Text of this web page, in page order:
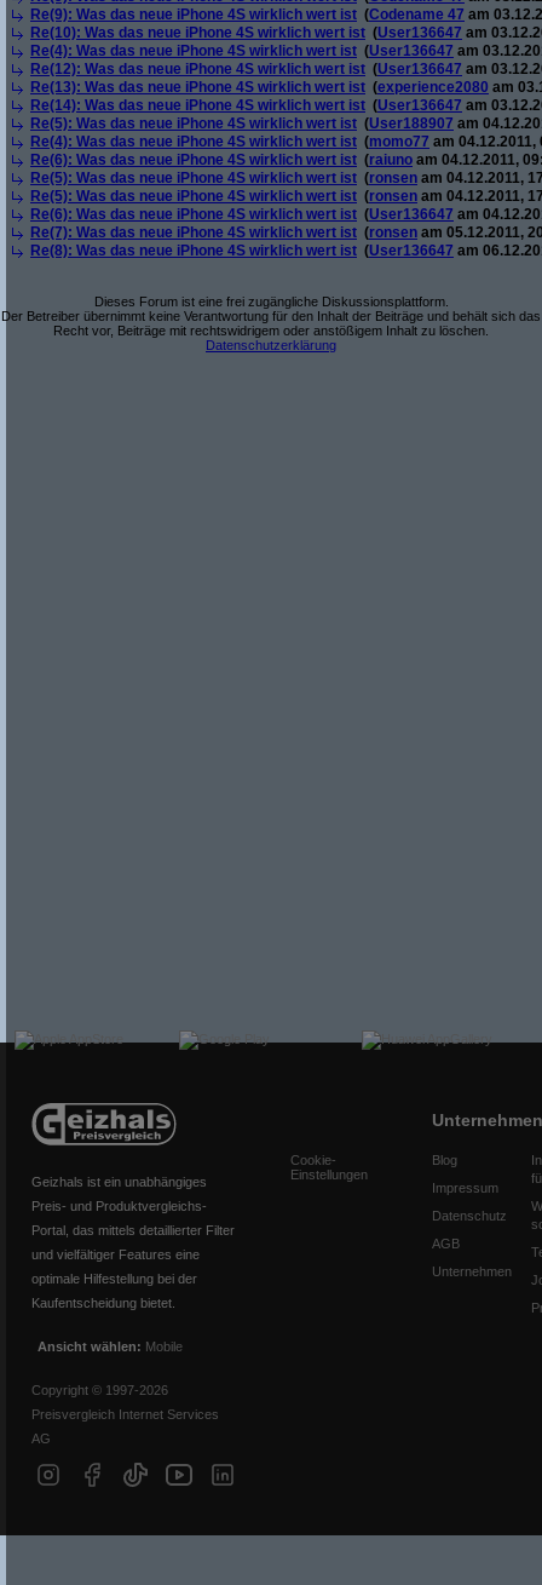
Re(9): Was das neue iPhone 4S wirklich wert ist (Codename 47 am
Re(10): Was das neue iPhone 4S wirklich wert ist (User136647 am
Re(4): Was das neue iPhone 4S wirklich wert ist (User136647 am
Re(12): Was das neue iPhone 4S wirklich wert ist (User136647 am
Re(13): Was das neue iPhone 4S wirklich wert ist (experience2080 am
Re(14): Was das neue iPhone 4S wirklich wert ist (User136647 am
Re(5): Was das neue iPhone 4S wirklich wert ist (User188907 am
Re(4): Was das neue iPhone 4S wirklich wert ist (momo77 am 04.12.2011,
Re(6): Was das neue iPhone 4S wirklich wert ist (raiuno am 04.12.2011,
Re(5): Was das neue iPhone 4S wirklich wert ist (ronsen am 04.12.2011,
Re(5): Was das neue iPhone 4S wirklich wert ist (ronsen am 04.12.2011,
Re(6): Was das neue iPhone 4S wirklich wert ist (User136647 am
Re(7): Was das neue iPhone 4S wirklich wert ist (ronsen am 05.12.2011,
Re(8): Was das neue iPhone 4S wirklich wert ist (User136647 am
Dieses Forum ist eine frei zugängliche Diskussionsplattform.
Der Betreiber übernimmt keine Verantwortung für den Inhalt der Beiträge und behält sich das
Recht vor, Beiträge mit rechtswidrigem oder anstößigem Inhalt zu löschen.
Datenschutzerklärung
Geizhals ist ein unabhängiges
Preis- und Produktvergleichs-
Portal, das mittels detaillierter Filter
und vielfältiger Features eine
optimale Hilfestellung bei der
Kaufentscheidung bietet.
Ansicht wählen: Mobile
Copyright © 1997-2026
Preisvergleich Internet Services
AG
Cookie-
Einstellungen
Unternehmen
Blog
Impressum
Datenschutz
AGB
Unternehmen